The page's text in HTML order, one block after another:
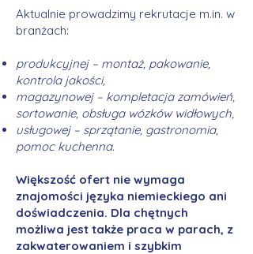
Aktualnie prowadzimy rekrutacje m.in. w
branżach:
produkcyjnej – montaż, pakowanie,
kontrola jakości,
magazynowej – kompletacja zamówień,
sortowanie, obsługa wózków widłowych,
usługowej – sprzątanie, gastronomia,
pomoc kuchenna.
Większość ofert nie wymaga
znajomości języka niemieckiego ani
doświadczenia. Dla chętnych
możliwa jest także praca w parach, z
zakwaterowaniem i szybkim